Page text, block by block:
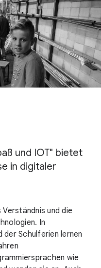
und IOT" bietet
in digitaler
und die
In
Schulferien lernen
wie